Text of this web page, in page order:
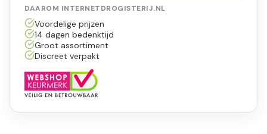
DAAROM INTERNETDROGISTERIJ.NL
Voordelige prijzen
14 dagen bedenktijd
Groot assortiment
Discreet verpakt